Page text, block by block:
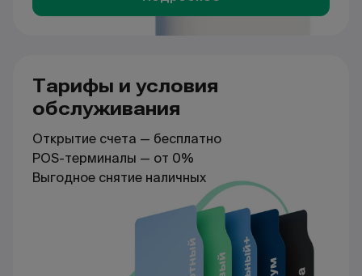
Тарифы и условия
обслуживания
Открытие счета — бесплатно
POS-терминалы — от 0%
Выгодное снятие наличных